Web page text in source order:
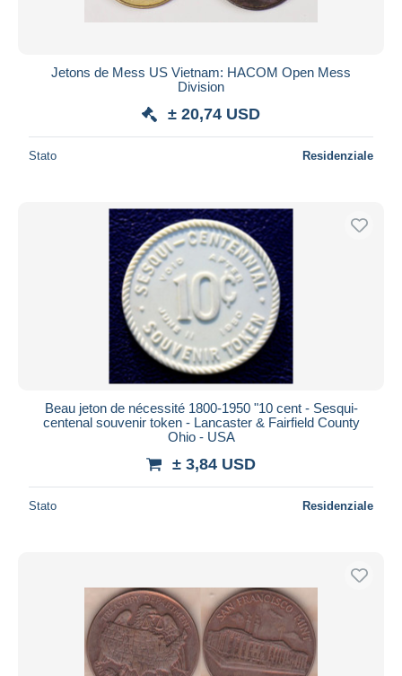
Jetons de Mess US Vietnam: HACOM Open Mess
Division
± 20,74 USD
Stato Residenziale
Beau jeton de nécessité 1800-1950 "10 cent - Sesqui-
centenal souvenir token - Lancaster & Fairfield County
Ohio - USA
± 3,84 USD
Stato Residenziale